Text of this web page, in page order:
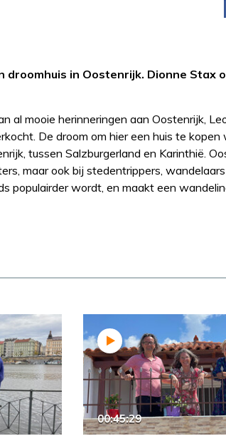
droomhuis in Oostenrijk. Dionne Stax
al mooie herinneringen aan Oostenrijk,
De droom om hier een huis te kopen
tussen Salzburgerland en Karinthië.
maar ook bij stedentrippers,
populairder wordt, en maakt een
00:45:29